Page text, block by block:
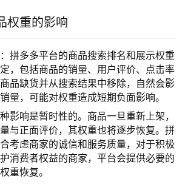
权重的影响
：拼多多平台的商品搜索排名和展示权重
，包括商品的销量、用户评价、点击率
品缺货并从搜索结果中移除，自然会影
量，可能对权重造成短期负面影响。
影响是暂时性的。商品一旦重新上架，
与正面评价，其权重也将逐步恢复。拼
考虑商家的诚信和服务质量，对于积极
消费者权益的商家，平台会提供必要的
重恢复。